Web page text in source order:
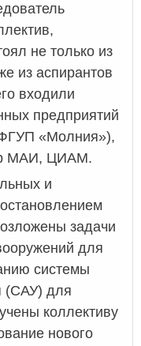
не только из
из аспирантов
входили
предприятий
«Молния»),
МАИ, ЦИАМ.
и
задачи
для
системы
(САУ) для
коллективу
нового